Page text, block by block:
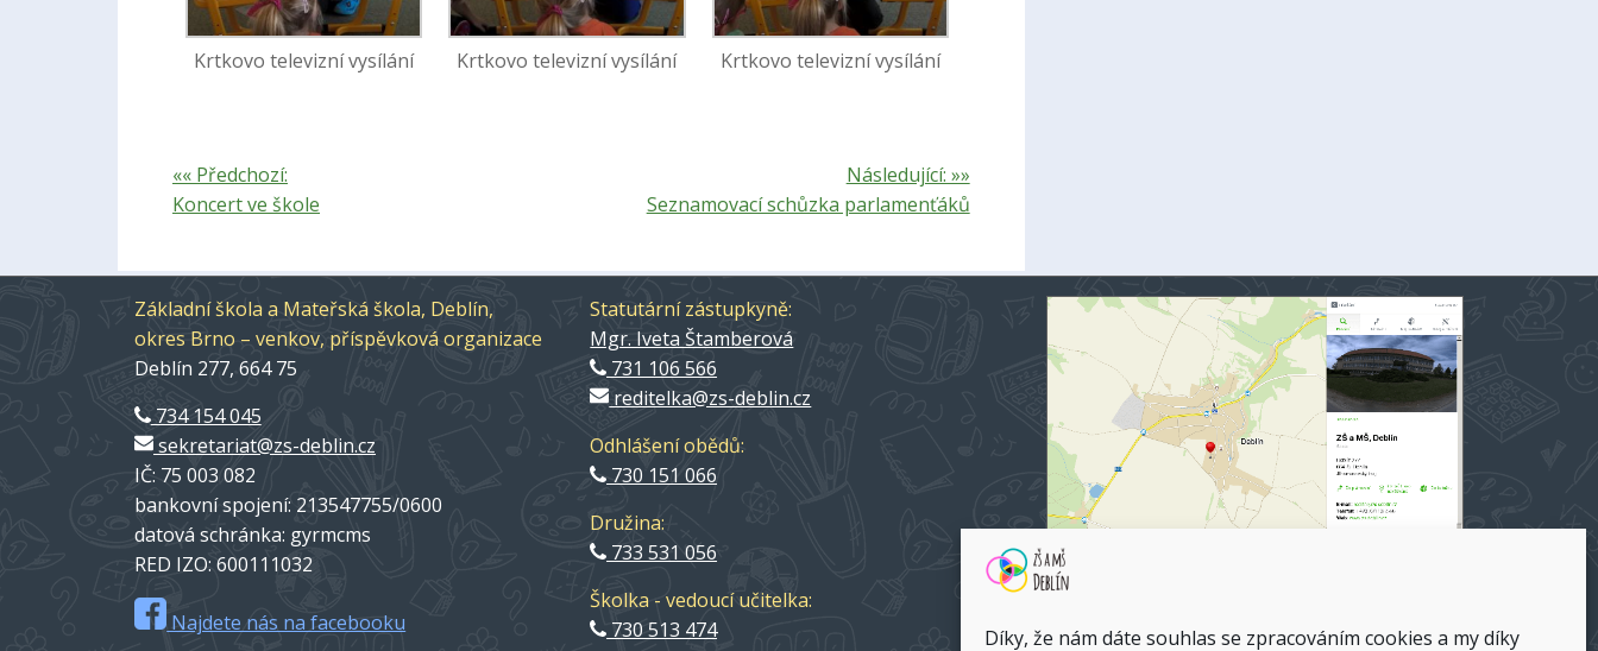
Díky, že nám dáte souhlas se zpracováním cookies a my díky
Krtkovo televizní vysílání Krtkovo televizní vysílání Krtkovo televizní vysílání
«« Předchozí:
Koncert ve škole
Následující: »»
Seznamovací schůzka parlamenťáků
Základní škola a Mateřská škola, Deblín,
okres Brno – venkov, příspěvková organizace
Deblín 277, 664 75
734 154 045
sekretariat@zs-deblin.cz
IČ: 75 003 082
bankovní spojení: 213547755/0600
datová schránka: gyrmcms
RED IZO: 600111032
Najdete nás na facebooku
Statutární zástupkyně:
Mgr. Iveta Štamberová
731 106 566
reditelka@zs-deblin.cz
Odhlášení obědů:
730 151 066
Družina:
733 531 056
Školka - vedoucí učitelka:
730 513 474
ZŠ a MŠ Deblín na mapy.cz